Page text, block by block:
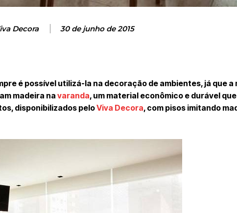
Decora 30 de junho de 2015
é possível utilizá-la na decoração de ambientes, já que a
madeira na varanda, um material econômico e durável
disponibilizados peloViva Decora, com pisos imitando